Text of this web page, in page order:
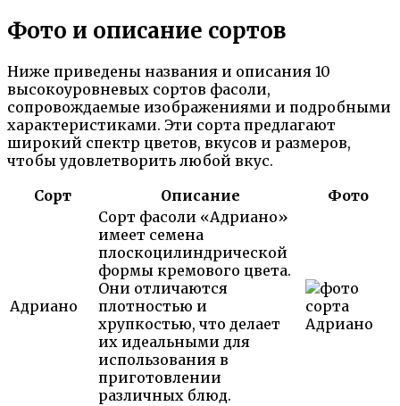
Фото и описание сортов
Ниже приведены названия и описания 10
высокоуровневых сортов фасоли,
сопровождаемые изображениями и подробными
характеристиками. Эти сорта предлагают
широкий спектр цветов, вкусов и размеров,
чтобы удовлетворить любой вкус.
Сорт
Описание Фото
Адриано
Сорт фасоли «Адриано»
имеет семена
плоскоцилиндрической
формы кремового цвета.
Они отличаются
плотностью и
хрупкостью, что делает
их идеальными для
использования в
приготовлении
различных блюд.